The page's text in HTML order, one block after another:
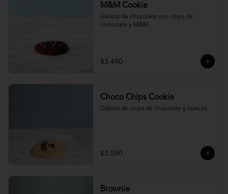
M&M Cookie
Galleta de chocolate con chips de
chocolate y M&M
$3.490
Choco Chips Cookie
Galleta de chips de chocolate y nueces
$3.590
Brownie